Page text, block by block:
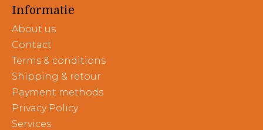
Informatie
About us
Contact
Terms & conditions
Shipping & retour
Payment methods
Privacy Policy
Services